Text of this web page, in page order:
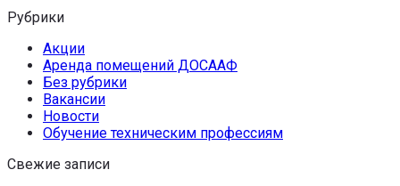
Рубрики
Акции
Аренда помещений ДОСААФ
Без рубрики
Вакансии
Новости
Обучение техническим профессиям
Свежие записи